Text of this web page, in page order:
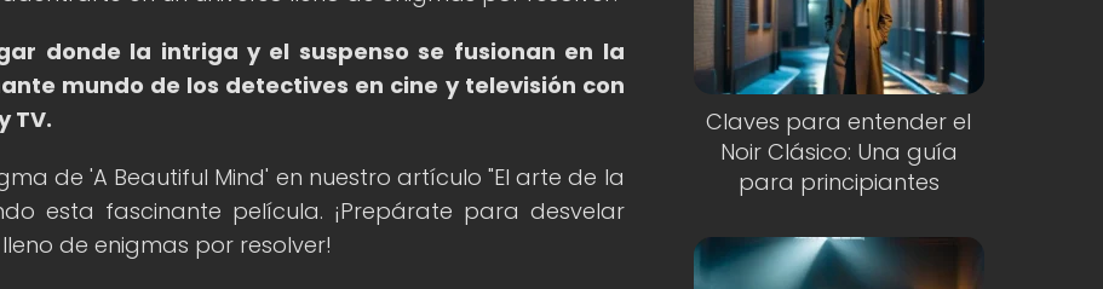
donde la intriga y el suspenso se fusionan en la
mundo de los detectives en cine y televisión con
TV.
de 'A Beautiful Mind' en nuestro artículo "El arte de la
esta fascinante película. ¡Prepárate para desvelar
de enigmas por resolver!
Claves para entender el
Noir Clásico: Una guía
para principiantes